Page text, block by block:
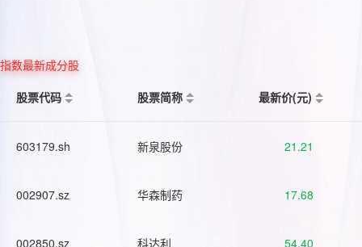
指数最新成分股
股票代码
股票简称 最新价(元)
603179.sh 新泉股份 21.21
002907.sz 华森制药 17.68
002850.sz 科达利 54.40